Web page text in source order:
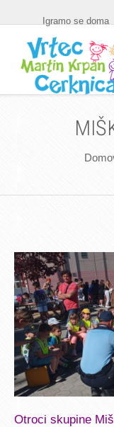
Igramo se doma
Otroci skupine